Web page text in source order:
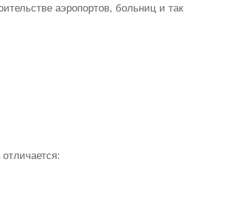
аэропортов, больниц и так